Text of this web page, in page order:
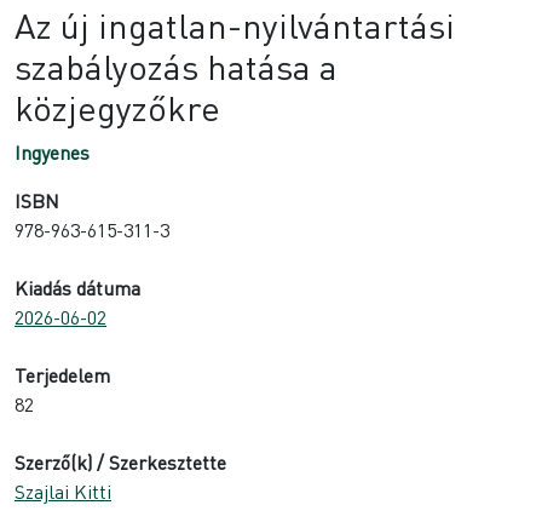
Az új ingatlan-nyilvántartási
szabályozás hatása a
közjegyzőkre
Ingyenes
ISBN
978-963-615-311-3
Kiadás dátuma
2026-06-02
Terjedelem
82
Szerző(k) / Szerkesztette
Szajlai Kitti